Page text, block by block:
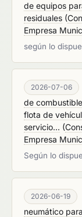
de equipos
residuales (
Empresa
según lo
2026-07-06
de
flota de
servicio... (
Empresa
Según lo
2026-06-19
neumático